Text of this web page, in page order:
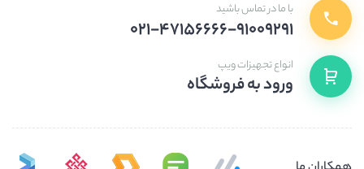
با ما در تماس باشید
۰۲۱-۴۷۱۵۶۶۶۶-۹۱۰۰۹۲۹۱
انواع تجهیزات ویپ
ورود به فروشگاه